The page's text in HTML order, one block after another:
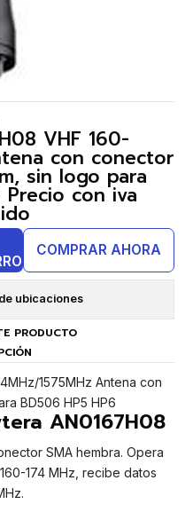
VHF 160-
con conector
sin logo para
Precio con iva
COMPRAR AHORA
ubicaciones
PRODUCTO
1575MHz Antena con
BD506 HP5 HP6
AN0167H08
SMA hembra. Opera
174 MHz, recibe datos